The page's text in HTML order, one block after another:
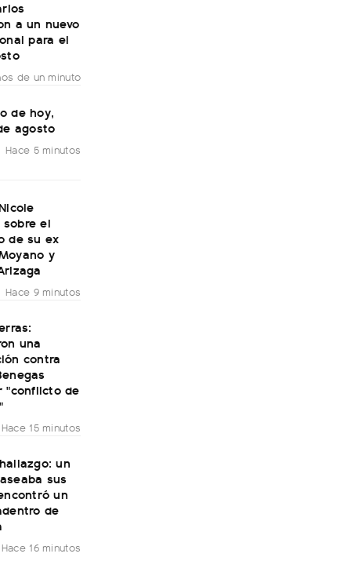
a un nuevo
para el
de un minuto
de hoy,
agosto
Hace 5 minutos
sobre el
de su ex
y
Hace 9 minutos
una
contra
"conflicto de
Hace 15 minutos
un
sus
un
de
Hace 16 minutos